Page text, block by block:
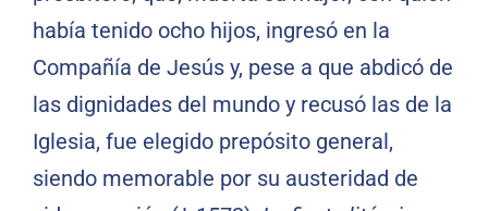
había tenido ocho hijos, ingresó en la
Compañía de Jesús y, pese a que abdicó de
las dignidades del mundo y recusó las de la
Iglesia, fue elegido prepósito general,
siendo memorable por su austeridad de